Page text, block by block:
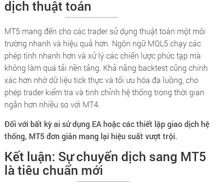
dịch thuật toán
MT5 mang đến cho các trader sử dụng thuật toán một môi
trường nhanh và hiệu quả hơn. Ngôn ngữ MQL5 chạy các
phép tính nhanh hơn và xử lý các chiến lược phức tạp mà
không làm quá tải nền tảng. Khả năng backtest cũng chính
xác hơn nhờ dữ liệu tick thực và tối ưu hóa đa luồng, cho
phép trader kiểm tra và tinh chỉnh hệ thống trong thời gian
ngắn hơn nhiều so với MT4.
Đối với bất kỳ ai sử dụng EA hoặc các thiết lập giao dịch hệ
thống, MT5 đơn giản mang lại hiệu suất vượt trội.
Kết luận: Sự chuyển dịch sang MT5
là tiêu chuẩn mới